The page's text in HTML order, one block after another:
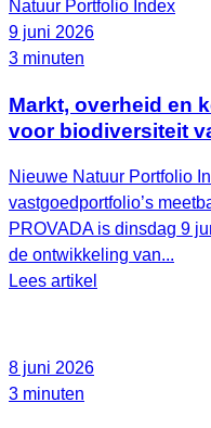
Natuur Portfolio Index
9 juni 2026
3 minuten
Markt, overheid en
voor biodiversiteit
Nieuwe Natuur Portfolio
vastgoedportfolio’s
PROVADA is dinsdag 9
de ontwikkeling van...
Lees artikel
8 juni 2026
3 minuten